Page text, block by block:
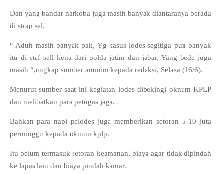
Dan yang bandar narkoba juga masih banyak diantaranya berada
di strap sel.
“ Aduh masih banyak pak, Yg kasus lodes segitiga pun banyak
itu di staf sell kena dari polda jatim dan jabar, Yang bede juga
masih “,ungkap sumber anonim kepada redaksi, Selasa (16/6).
Menurut sumber saat ini kegiatan lodes dibekingi oknum KPLP
dan melibatkan para petugas jaga.
Bahkan para napi pelodes juga memberikan setoran 5-10 juta
perminggu kepada oknum kplp.
Itu belum termasuk setoran keamanan, biaya agar tidak dipindah
ke lapas lain dan biaya pindah kamar.